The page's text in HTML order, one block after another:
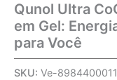
Qunol Ultra
em Gel:
para Você
SKU: Ve-